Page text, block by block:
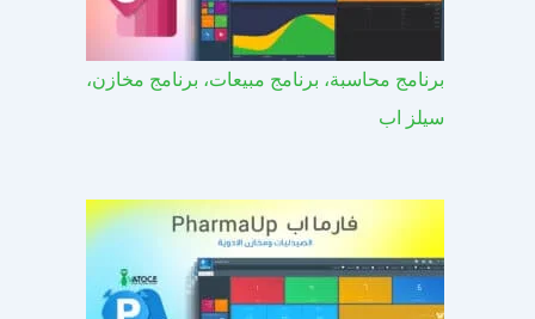
برنامج محاسبة، برنامج مبيعات، برنامج مخازن،
سيلز اب